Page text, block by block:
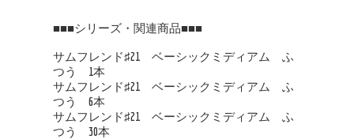
■■■シリーズ・関連商品■■■
サムフレンド♯21 ベーシックミディアム ふ
つう 1本
サムフレンド♯21 ベーシックミディアム ふ
つう 6本
サムフレンド♯21 ベーシックミディアム ふ
つう 30本